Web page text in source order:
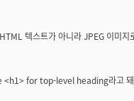
텍스트가 아니라 JPEG 이미지
<h1> for top-level heading라고